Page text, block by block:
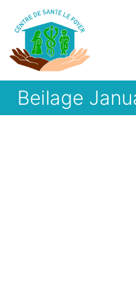
Inhalt
springen
Beilage